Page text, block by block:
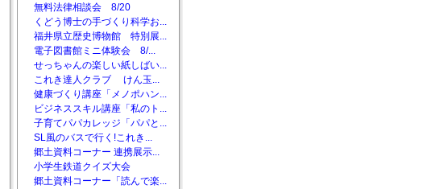
無料法律相談会 8/20
くどう博士の手づくり科学お...
福井県立歴史博物館 特別展...
電子図書館ミニ体験会 8/...
せっちゃんの楽しい紙しばい...
これき達人クラブ けん玉...
健康づくり講座「メノポハン...
ビジネススキル講座「私のト...
子育てパパカレッジ「パパと...
SL風のバスで行く!これき...
郷土資料コーナー 連携展示...
小学生鉄道クイズ大会
郷土資料コーナー「読んで楽...